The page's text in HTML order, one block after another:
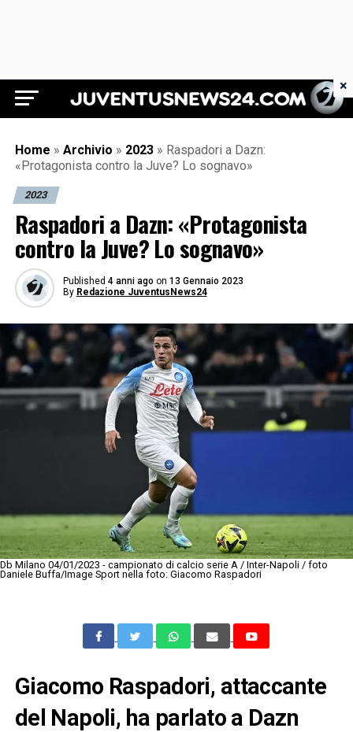
Juventus News 24
Home » Archivio » 2023 » Raspadori a Dazn:
«Protagonista contro la Juve? Lo sognavo»
2023
Raspadori a Dazn: «Protagonista
contro la Juve? Lo sognavo»
Published 4 anni ago on 13 Gennaio 2023
By Redazione JuventusNews24
Db Milano 04/01/2023 - campionato di calcio serie A / Inter-Napoli / foto
Daniele Buffa/Image Sport nella foto: Giacomo Raspadori
Giacomo Raspadori, attaccante
del Napoli, ha parlato a Dazn
×